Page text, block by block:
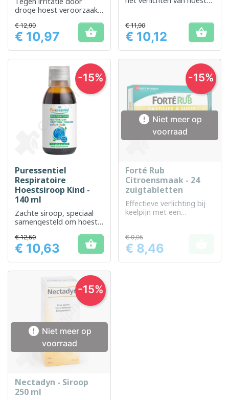
droge hoest veroorzaakt
Prijs
€ 12,90
€ 10,97  Prijs
€ 11,90
€ 10,12 
Puressentiel
Respiratoire
Hoestsiroop Kind -
140 ml
Zachte siroop, speciaal
samengesteld om hoest
ademhaling bij kinderen
te vergemakkelijken
Prijs
€ 12,50
€ 10,63 
-15%
 Niet meer op
voorraad
Forté Rub
Citroensmaak - 24
zuigtabletten
Effectieve verlichting bij
keelpijn met een
Prijs
€ 9,95
€ 8,46
-15%
 Niet meer op
voorraad
Nectadyn - Siroop
250 ml
-15%